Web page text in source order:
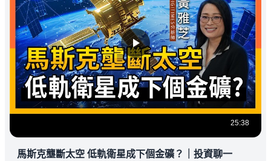
25:38
馬斯克壟斷太空 低軌衛星成下個金礦？｜投資聊一